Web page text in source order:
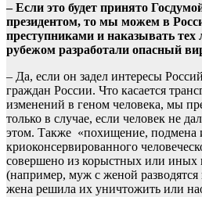
– Если это будет принято
президентом, то мы можем в
преступниками и наказывать тех
рубежом разработали опасный
– Да, если он задел интересы
граждан России. Что касается
изменений в геном человека, мы
только в случае, если человек не
этом. Также «похищение, подмена
криоконсервированного
совершено из корыстных или
(например, муж с женой
жена решила их уничтожить или